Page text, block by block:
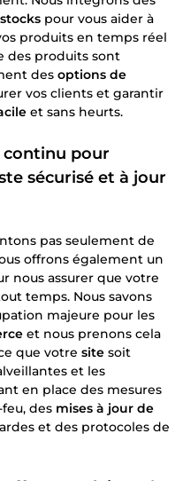
pour vous aider à
produits en temps réel
des produits sont
des options de
vos clients et garantir
et sans heurts.
pour
sécurisé et à jour
pas seulement de
offrons également un
nous assurer que votre
temps. Nous savons
majeure pour les
et nous prenons cela
que votre site soit
et les
en place des mesures
des mises à jour de
et des protocoles de